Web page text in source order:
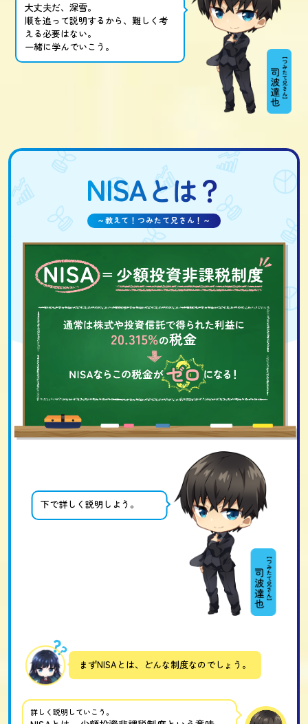
大丈夫だ、深雪。
順を追って説明するから、難しく考
える必要はない。
一緒に学んでいこう。
NISAとは？
～教えて！つみたて兄さん！～
下で詳しく説明しよう。
まずNISAとは、どんな制度なのでしょう。
詳しく説明していこう。